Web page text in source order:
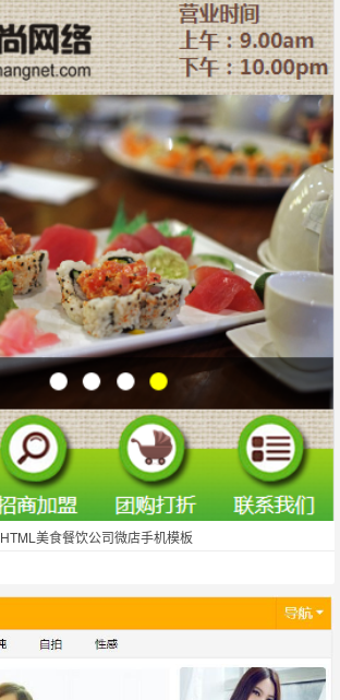
HTML美食餐饮公司微店手机模板